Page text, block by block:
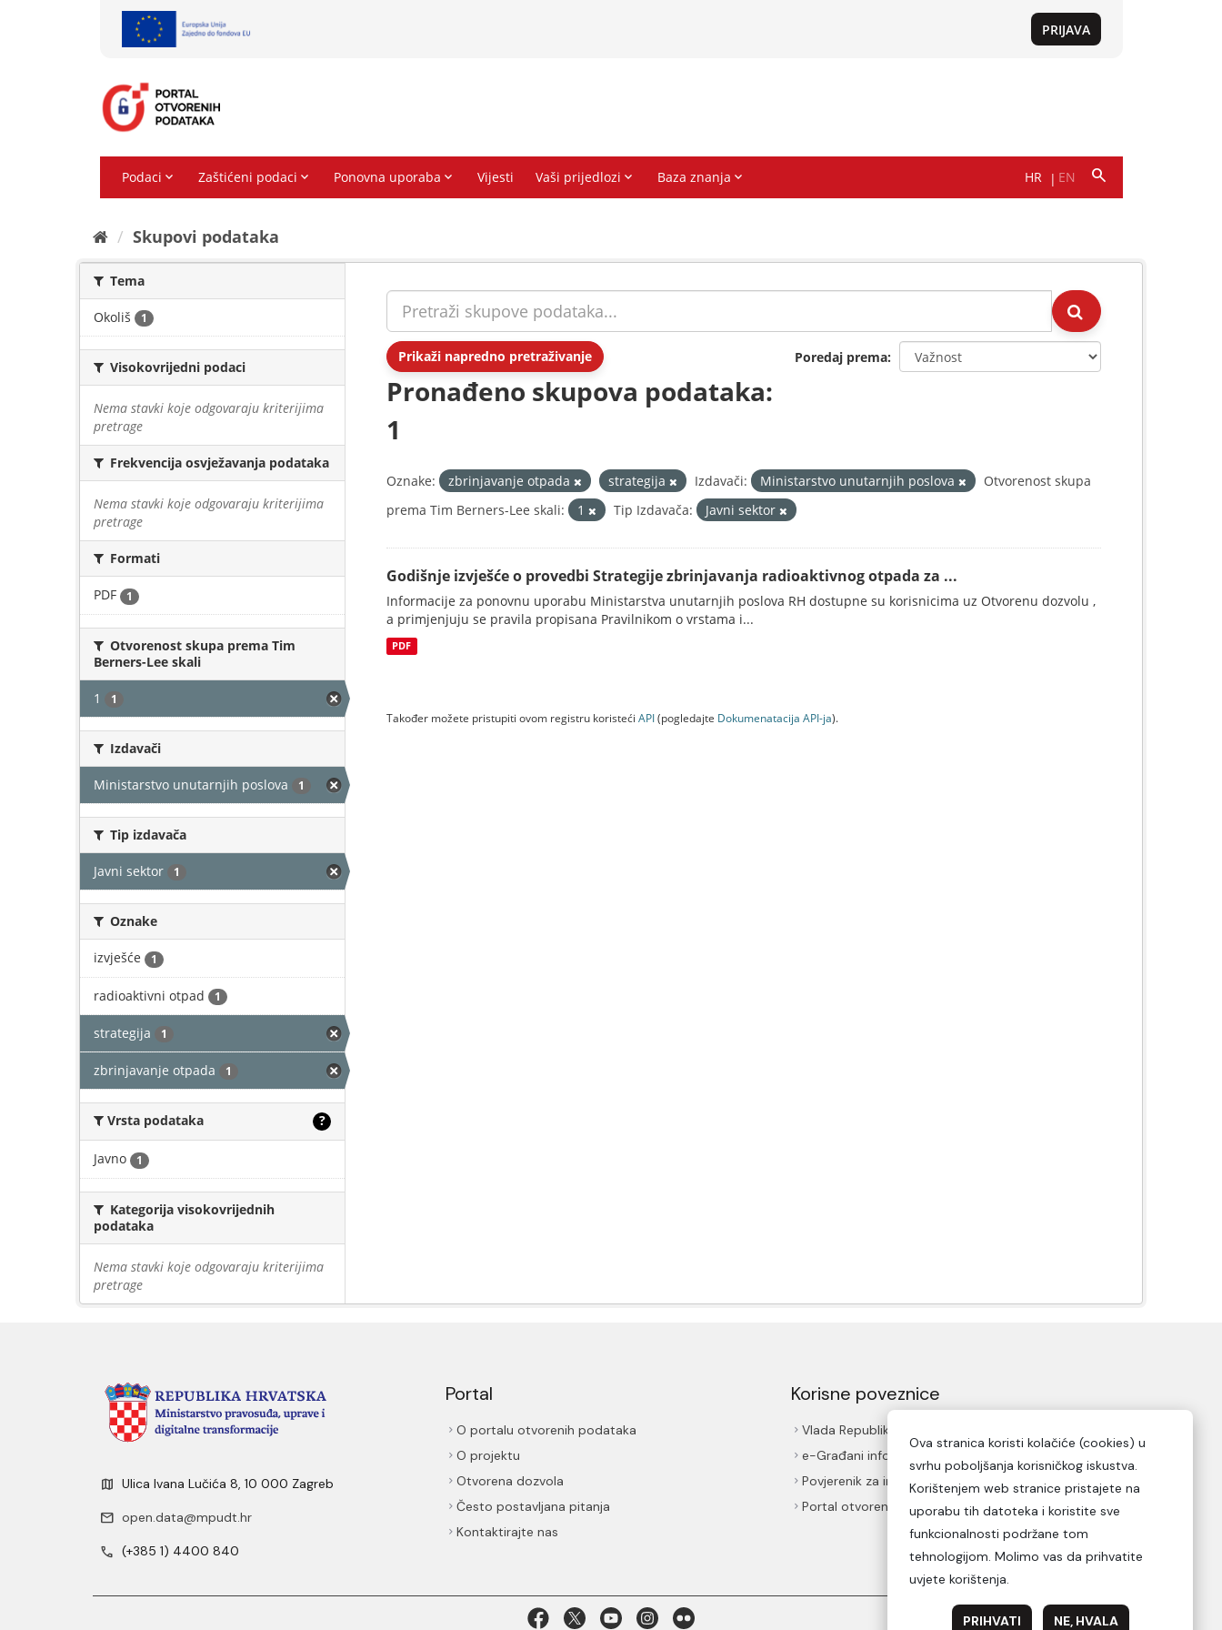
Skupovi podаtаkа
Tema
Okoliš 1
Visokovrijedni podaci
Nema stavki koje odgovaraju kriterijima
pretrage
Frekvencija osvježavanja podataka
Nema stavki koje odgovaraju kriterijima
pretrage
Formati
PDF 1
Otvorenost skupa prema Tim
Berners-Lee skali
1 1
Izdavači
Ministarstvo unutarnjih poslova 1
Tip izdavača
Javni sektor 1
Oznake
izvješće 1
radioaktivni otpad 1
strategija 1
zbrinjavanje otpada 1
Vrsta podataka ?
Javno 1
Kategorija visokovrijednih
podataka
Nema stavki koje odgovaraju kriterijima
pretrage
Prikaži napredno pretraživanje Poredaj prema
Pronađeno skupova podataka:
1
Oznake: zbrinjavanje otpada strategija Izdavači: Ministarstvo unutarnjih poslova
Otvorenost skupa
prema Tim Berners-Lee skali:
1 Tip Izdavača: Javni sektor
Godišnje izvješće o provedbi Strategije zbrinjavanja radioaktivnog otpada za ...
Informacije za ponovnu uporabu Ministarstva unutarnjih poslova RH dostupne su korisnicima uz Otvorenu dozvolu ,
a primjenjuju se pravila propisana Pravilnikom o vrstama i...
PDF
Također možete pristupiti ovom registru koristeći API(pogledajte Dokumenаtаcijа API-jа).